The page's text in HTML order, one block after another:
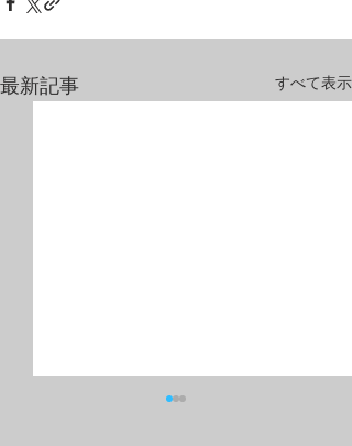
最新記事 すべて表示